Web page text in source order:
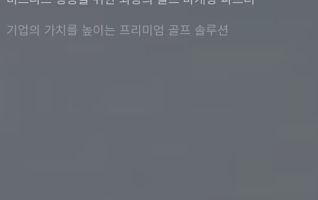
프리미엄 골프 마케팅의 시작과 끝
기업의 가치를 높이는 프리미엄 골프 솔루션